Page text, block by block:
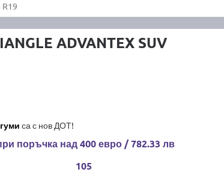
R19
ADVANTEX SUV
са с нов ДОТ!
поръчка над 400 евро / 782.33 лв
105